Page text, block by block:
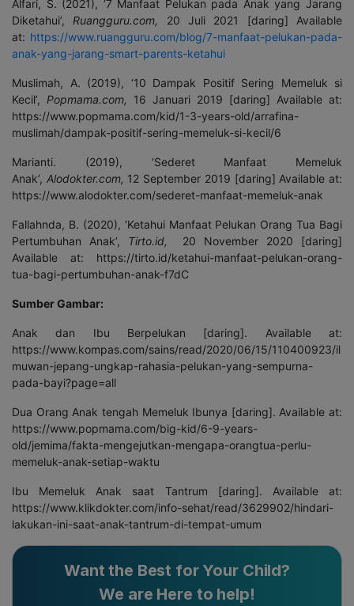
Alfari, S. (2021), ‘7 Manfaat Pelukan pada Anak yang Jarang
Diketahui’, Ruangguru.com, 20 Juli 2021 [daring] Available
at: https://www.ruangguru.com/blog/7-manfaat-pelukan-pada-
anak-yang-jarang-smart-parents-ketahui
Muslimah, A. (2019), ‘10 Dampak Positif Sering Memeluk si
Kecil’, Popmama.com, 16 Januari 2019 [daring] Available at:
https://www.popmama.com/kid/1-3-years-old/arrafina-
muslimah/dampak-positif-sering-memeluk-si-kecil/6
Marianti. (2019), ‘Sederet Manfaat Memeluk
Anak’, Alodokter.com, 12 September 2019 [daring] Available at:
https://www.alodokter.com/sederet-manfaat-memeluk-anak
Fallahnda, B. (2020), ‘Ketahui Manfaat Pelukan Orang Tua Bagi
Pertumbuhan Anak’, Tirto.id,
20 November 2020 [daring]
Available at: https://tirto.id/ketahui-manfaat-pelukan-orang-
tua-bagi-pertumbuhan-anak-f7dC
Sumber Gambar:
Anak dan Ibu Berpelukan [daring]. Available at:
https://www.kompas.com/sains/read/2020/06/15/110400923/il
muwan-jepang-ungkap-rahasia-pelukan-yang-sempurna-
pada-bayi?page=all
Dua Orang Anak tengah Memeluk Ibunya [daring]. Available at:
https://www.popmama.com/big-kid/6-9-years-
old/jemima/fakta-mengejutkan-mengapa-orangtua-perlu-
memeluk-anak-setiap-waktu
Ibu Memeluk Anak saat Tantrum [daring]. Available at:
https://www.klikdokter.com/info-sehat/read/3629902/hindari-
lakukan-ini-saat-anak-tantrum-di-tempat-umum
Want the Best for Your Child?
We are Here to help!